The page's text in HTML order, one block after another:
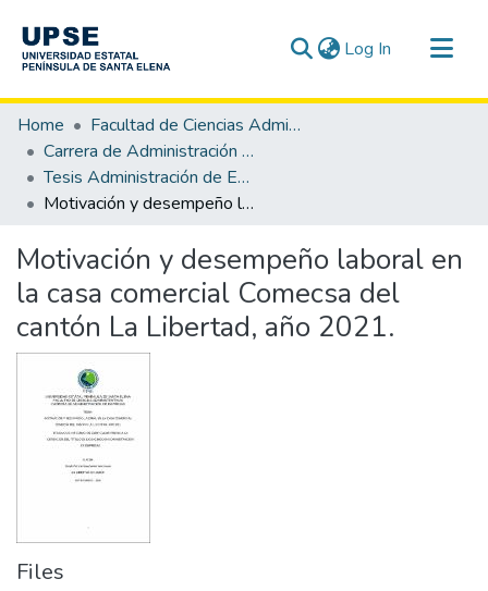
Log In (current)
Communities & Collections
All of DSpace
Statistics
Home
Facultad de Ciencias Administrativas
Carrera de Administración de Empresas
Tesis Administración de Empresas
Motivación y desempeño laboral en la casa comercial Comecsa del cantón La Libertad, año 2021.
Motivación y desempeño laboral en
la casa comercial Comecsa del
cantón La Libertad, año 2021.
Files